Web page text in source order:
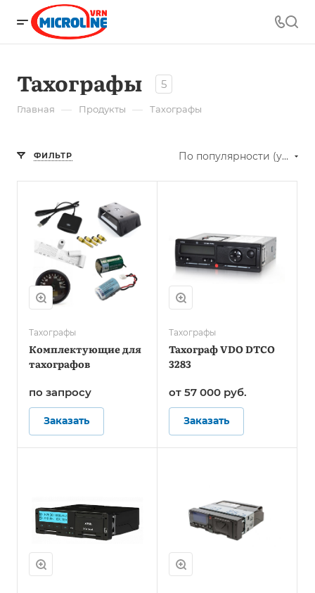
Тахографы 5
Главная — Продукты — Тахографы
ФИЛЬТР По популярности (убывание)
Тахографы
Комплектующие для
тахографов
по запросу
Заказать
Тахографы
Тахограф VDO DTCO
3283
от 57 000 руб.
Заказать